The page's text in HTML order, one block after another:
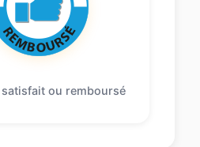
ou remboursé